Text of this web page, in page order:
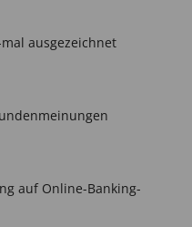
ausgezeichnet
auf Online-Banking-